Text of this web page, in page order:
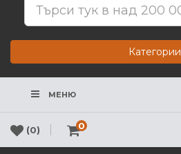
Категории
МЕНЮ
(0) 0